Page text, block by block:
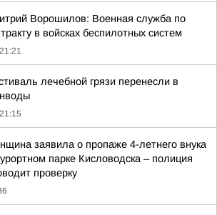
Ворошилов: Военная служба по
в войсках беспилотных систем
21:21
лечебной грязи перенесли в
21:15
заявила о пропаже 4-летнего внука
парке Кисловодска – полиция
проверку